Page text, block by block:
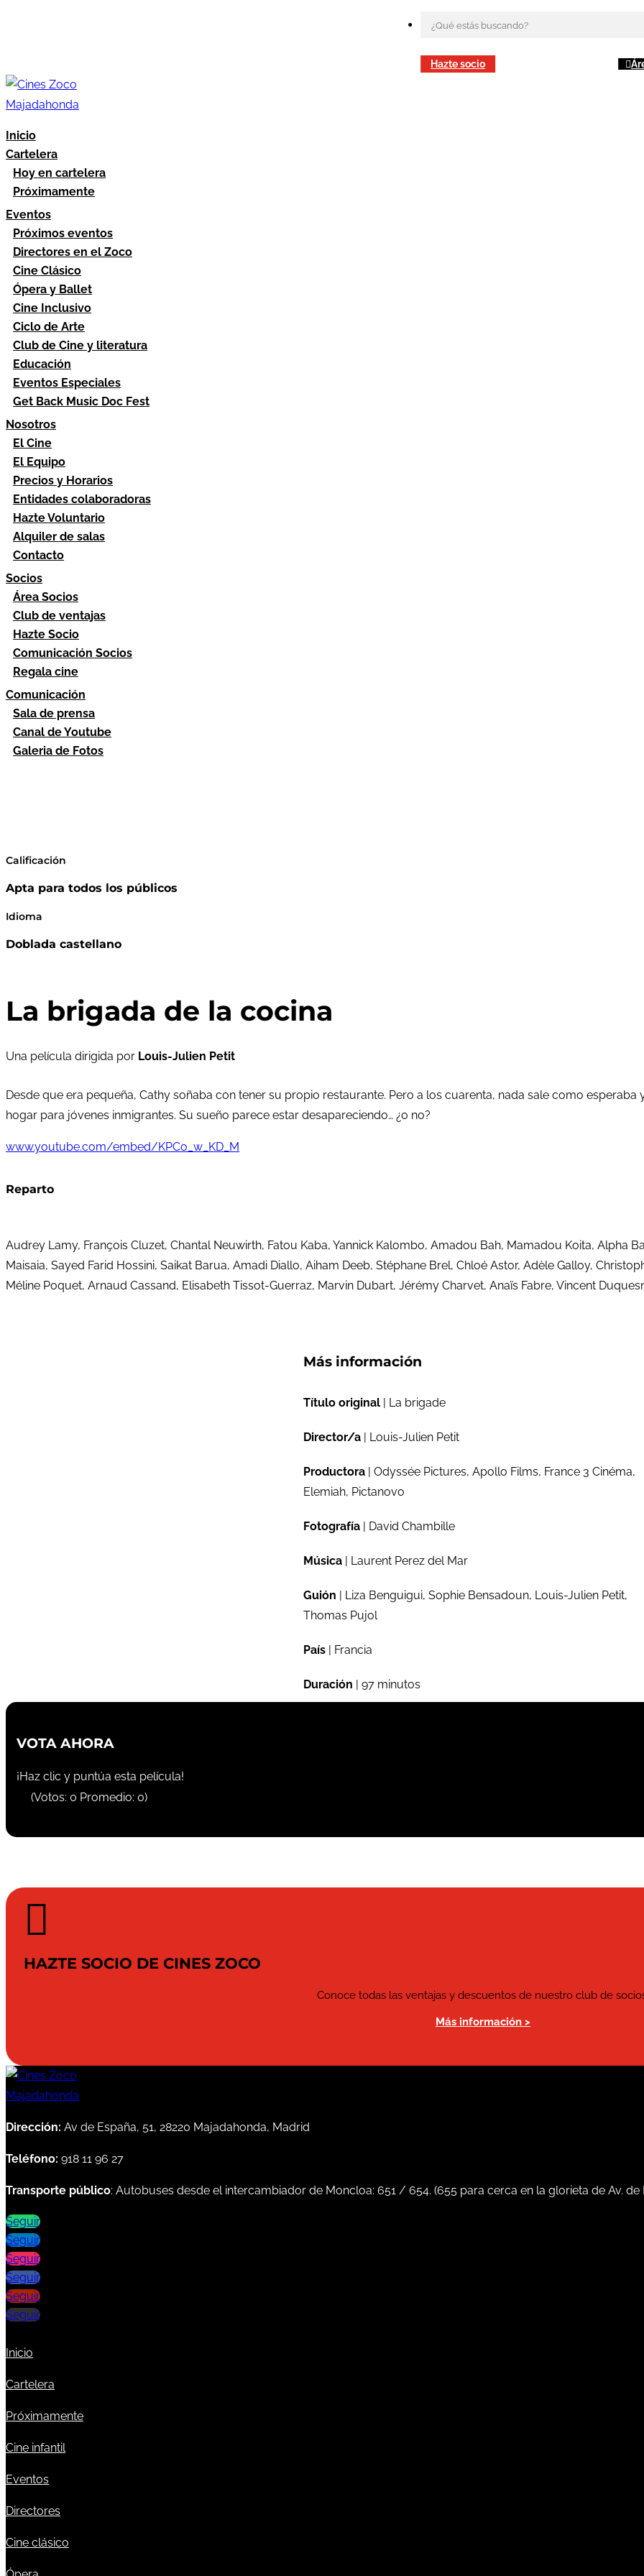
Hazte socio
Inicio
Cartelera
Hoy en cartelera
Próximamente
Eventos
Próximos eventos
Directores en el Zoco
Cine Clásico
Ópera y Ballet
Cine Inclusivo
Ciclo de Arte
Club de Cine y literatura
Educación
Eventos Especiales
Get Back Music Doc Fest
Nosotros
El Cine
El Equipo
Precios y Horarios
Entidades colaboradoras
Hazte Voluntario
Alquiler de salas
Contacto
Socios
Área Socios
Club de ventajas
Hazte Socio
Comunicación Socios
Regala cine
Comunicación
Sala de prensa
Canal de Youtube
Galeria de Fotos
Calificación
Apta para todos los públicos
Idioma
Doblada castellano
La brigada de la cocina
Una película dirigida por Louis-Julien Petit
Desde que era pequeña, Cathy soñaba con tener su propio restaurante. Pero a los cuarenta, nada sale como
hogar para jóvenes inmigrantes. Su sueño parece estar desapareciendo… ¿o no?
www.youtube.com/embed/KPCo_w_KD_M
Reparto
Audrey Lamy, François Cluzet, Chantal Neuwirth, Fatou Kaba, Yannick Kalombo, Amadou Bah, Mamadou Koita, Alpha
Maisaia, Sayed Farid Hossini, Saikat Barua, Amadi Diallo, Aiham Deeb, Stéphane Brel, Chloé Astor, Adèle Galloy,
Méline Poquet, Arnaud Cassand, Elisabeth Tissot-Guerraz, Marvin Dubart, Jérémy Charvet, Anaïs Fabre, Vincent
Más información
Título original | La brigade
Director/a | Louis-Julien Petit
Productora | Odyssée Pictures, Apollo Films, France 3 Cinéma,
Elemiah, Pictanovo
Fotografía | David Chambille
Música | Laurent Perez del Mar
Guión | Liza Benguigui, Sophie Bensadoun, Louis-Julien Petit,
Thomas Pujol
País | Francia
Duración | 97 minutos
VOTA AHORA
¡Haz clic y puntúa esta película!
(Votos: 0 Promedio: 0)

HAZTE SOCIO DE CINES ZOCO
Conoce todas las ventajas y descuentos de nuestro club de
Más información >
Dirección: Av de España, 51, 28220 Majadahonda, Madrid
Teléfono: 918 11 96 27
Transporte público: Autobuses desde el intercambiador de Moncloa: 651 / 654. (655 para cerca en la glorieta de Av. de
Seguir
Seguir
Seguir
Seguir
Seguir
Seguir
Inicio
Cartelera
Próximamente
Cine infantil
Eventos
Directores
Cine clásico